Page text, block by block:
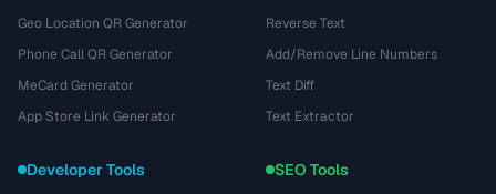
Geo Location QR Generator
Phone Call QR Generator
MeCard Generator
App Store Link Generator
Reverse Text
Add/Remove Line Numbers
Text Diff
Text Extractor
Developer Tools SEO Tools